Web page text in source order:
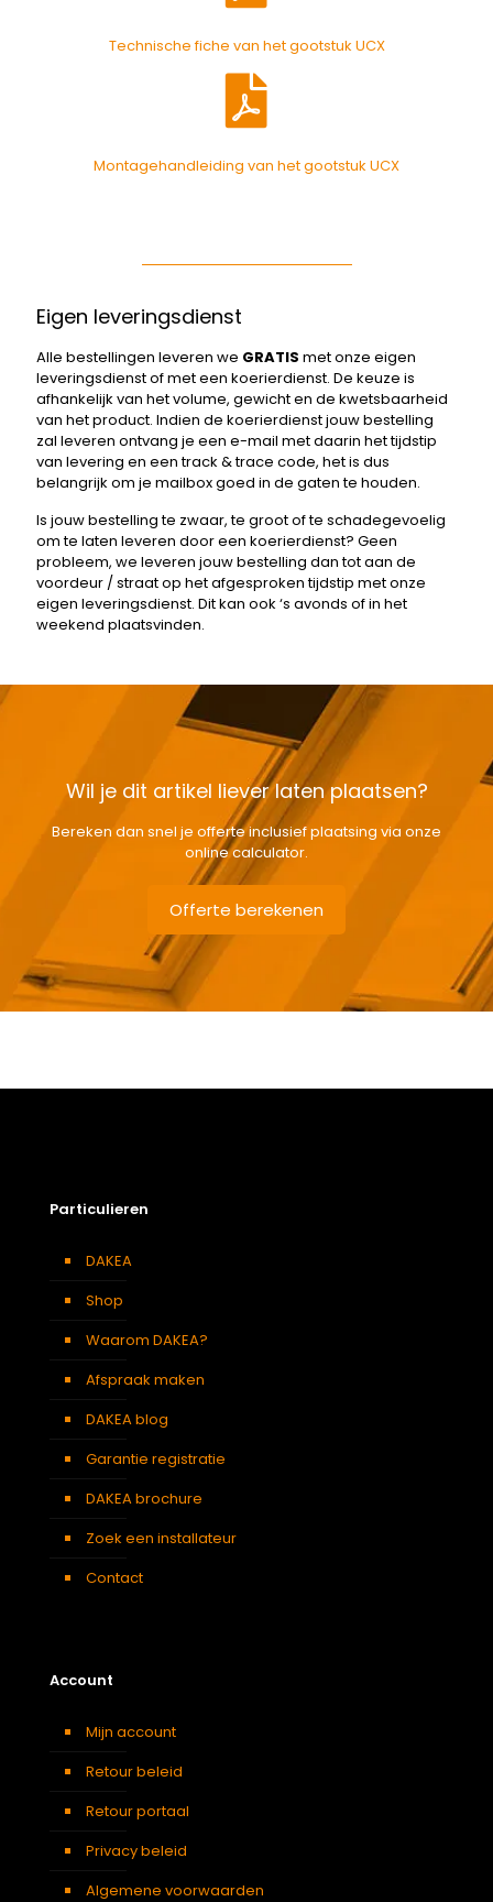
Technische fiche van het gootstuk UCX
Montagehandleiding van het gootstuk UCX
Eigen leveringsdienst
Alle bestellingen leveren we GRATIS met onze eigen
leveringsdienst of met een koerierdienst. De keuze is
afhankelijk van het volume, gewicht en de kwetsbaarheid
van het product. Indien de koerierdienst jouw bestelling
zal leveren ontvang je een e-mail met daarin het tijdstip
van levering en een track & trace code, het is dus
belangrijk om je mailbox goed in de gaten te houden.
Is jouw bestelling te zwaar, te groot of te schadegevoelig
om te laten leveren door een koerierdienst? Geen
probleem, we leveren jouw bestelling dan tot aan de
voordeur / straat op het afgesproken tijdstip met onze
eigen leveringsdienst. Dit kan ook ‘s avonds of in het
weekend plaatsvinden.
Wil je dit artikel liever laten plaatsen?
Bereken dan snel je offerte inclusief plaatsing via onze
online calculator.
Offerte berekenen
Particulieren
DAKEA
Shop
Waarom DAKEA?
Afspraak maken
DAKEA blog
Garantie registratie
DAKEA brochure
Zoek een installateur
Contact
Account
Mijn account
Retour beleid
Retour portaal
Privacy beleid
Algemene voorwaarden